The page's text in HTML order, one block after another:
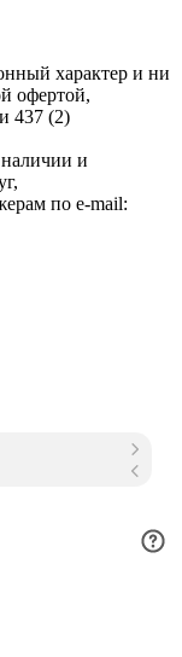
характер и ни
офертой,
437 (2)
и
по e-mail: